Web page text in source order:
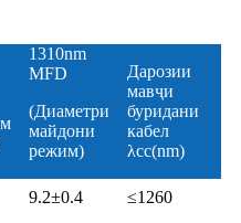
1310nm
MFD
(Диаметри
майдони
режим)
Дарозии
мавҷи
буридани
кабел
λcc(nm)
9.2±0.4
≤1260